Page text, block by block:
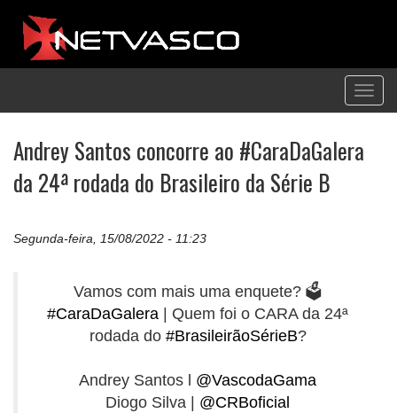
Andrey Santos concorre ao #CaraDaGalera
da 24ª rodada do Brasileiro da Série B
Segunda-feira, 15/08/2022 - 11:23
Vamos com mais uma enquete? 🗳️
#CaraDaGalera | Quem foi o CARA da 24ª
rodada do #BrasileirãoSérieB?
Andrey Santos l @VascodaGama
Diogo Silva | @CRBoficial